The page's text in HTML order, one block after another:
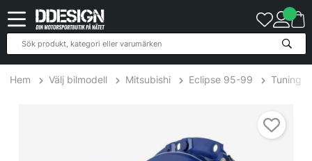
Hem Välj bilmodell Mitsubishi Eclipse 95-99 Tuning